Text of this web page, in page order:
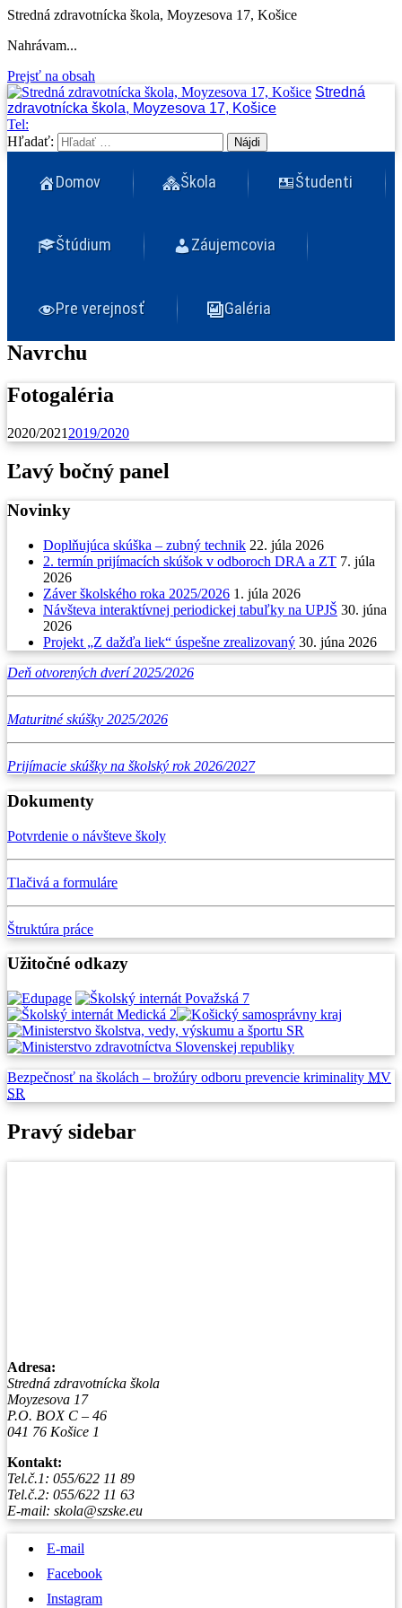
Stredná zdravotnícka škola, Moyzesova 17, Košice
Nahrávam...
Prejsť na obsah
Stredná
zdravotnícka škola, Moyzesova 17, Košice
Tel:
Hľadať:
Domov Škola Študenti
Štúdium Záujemcovia
Pre verejnosť Galéria
Navrchu
Fotogaléria
2020/2021 2019/2020
Ľavý bočný panel
Novinky
Doplňujúca skúška – zubný technik 22. júla 2026
2. termín prijímacích skúšok v odboroch DRA a ZT 7. júla
2026
Záver školského roka 2025/2026 1. júla 2026
Návšteva interaktívnej periodickej tabuľky na UPJŠ 30. júna
2026
Projekt „Z dažďa liek“ úspešne zrealizovaný 30. júna 2026
Deň otvorených dverí 2025/2026
Maturitné skúšky 2025/2026
Prijímacie skúšky na školský rok 2026/2027
Dokumenty
Potvrdenie o návšteve školy
Tlačivá a formuláre
Štruktúra práce
Užitočné odkazy
Bezpečnosť na školách – brožúry odboru prevencie kriminality MV
SR
Pravý sidebar
Adresa:
Stredná zdravotnícka škola
Moyzesova 17
P.O. BOX C – 46
041 76 Košice 1
Kontakt:
Tel.č.1: 055/622 11 89
Tel.č.2: 055/622 11 63
E-mail: skola@szske.eu
E-mail
Facebook
Instagram